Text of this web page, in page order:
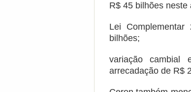
R$ 45 bilhões neste
Lei
bilhões;
variação
arrecadação de R$